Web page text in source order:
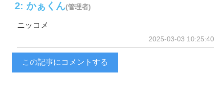
2: かぁくん(管理者)
ニッコメ
2025-03-03 10:25:40
この記事にコメントする